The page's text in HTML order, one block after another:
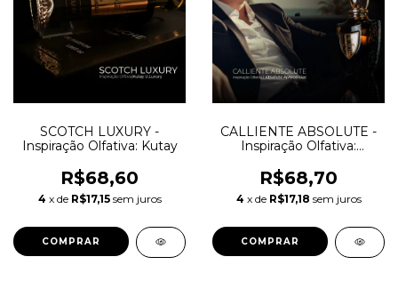
SCOTCH LUXURY -
Inspiração Olfativa: Kutay
R$68,60
4 x de R$17,15 sem juros
COMPRAR
CALLIENTE ABSOLUTE -
Inspiração Olfativa:
Initio Parfums
R$68,70
4 x de R$17,18 sem juros
COMPRAR